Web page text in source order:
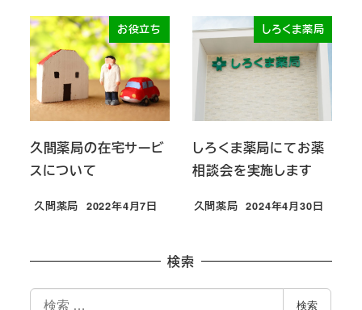
お役立ち
久間薬局の在宅サービ
スについて
久間薬局
投稿日
2022年4月7日
しろくま薬局
しろくま薬局にてお薬
相談会を実施します
久間薬局
投稿日
2024年4月30日
検索
検
検索